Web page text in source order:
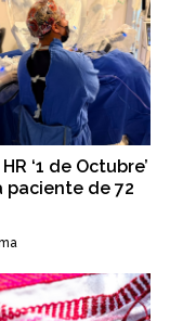
‘1 de Octubre’
paciente de 72